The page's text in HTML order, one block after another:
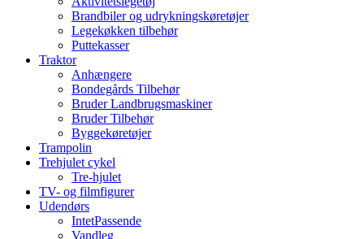
Brandbiler og udrykningskøretøjer
Legekøkken tilbehør
Puttekasser
Traktor
Anhængere
Bondegårds Tilbehør
Bruder Landbrugsmaskiner
Bruder Tilbehør
Byggekøretøjer
Trampolin
Trehjulet cykel
Tre-hjulet
TV- og filmfigurer
Udendørs
IntetPassende
Vandleg